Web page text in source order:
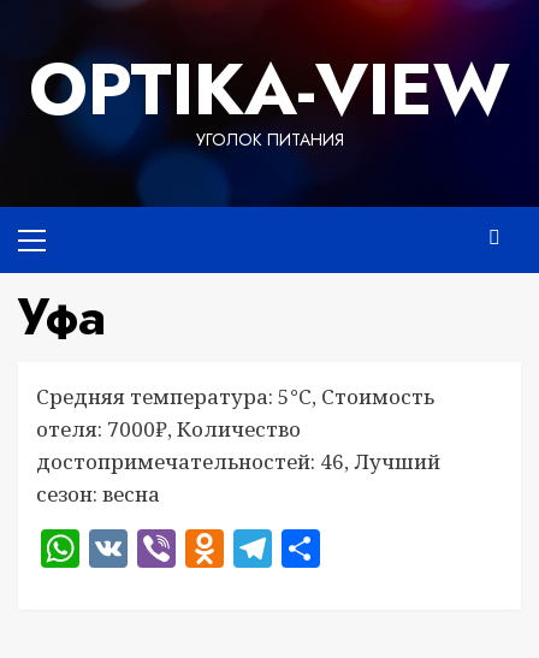
содержимому
OPTIKA-VIEW
УГОЛОК ПИТАНИЯ
меню
Уфа
Средняя температура: 5°C, Стоимость
отеля: 7000₽, Количество
достопримечательностей: 46, Лучший
сезон: весна
WhatsApp
VKViberOdnoklassniki
Telegram